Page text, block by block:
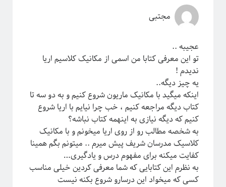
مجتبی
عجیبه ..
تو این معرفی کتابا من اسمی از مکانیک کلاسیم اریا
ندیدم !
یه چیز دیگه..
اینکه میگید با مکانیک ماریون شروع کنیم و به دو سه تا
کتاب دیگه مراجعه کنیم ، خب چرا نیایم با اریا شروع
کنیم که دیگه نیازی به اینهمه کتاب نباشه؟
به شخصه مطالب رو از روی اریا میخونم و با مکانیک
کلاسیک مدرسان شریف پیش میرم .. میتونم بگم همینا
کفایت میکنه برای مفهوم درس و یادگیری…
به نظرم این کتابایی که شما معرفی کردین خیلی مناسب
کسی که میخواد این درسارو شروع بکنه نیست